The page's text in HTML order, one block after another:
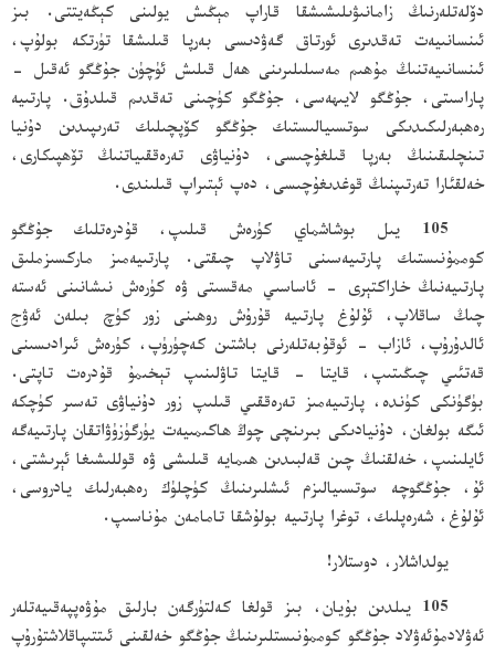
دۆلەتلەرنىڭ زامانىۋىلىشىشقا قاراپ مېڭىش يولىنى كېڭەيتتى. بىز
ئىنسانىيەت تەقدىرى ئورتاق گەۋدىسى بەرپا قىلىشقا تۈرتكە بولۇپ،
ئىنسانىيەتنىڭ مۇھىم مەسىلىلىرىنى ھەل قىلىش ئۈچۈن جۇڭگو ئەقىل -
پاراسىتى، جۇڭگو لايىھەسى، جۇڭگو كۈچىنى تەقدىم قىلدۇق. پارتىيە
رەھبەرلىكىدىكى سوتسىيالىستىك جۇڭگو كۆپچىلىك تەرىپىدىن دۇنيا
تىنچلىقىنىڭ بەرپا قىلغۇچىسى، دۇنياۋى تەرەققىياتنىڭ تۆھپىكارى،
خەلقئارا تەرتىپنىڭ قوغدىغۇچىسى، دەپ ئېتىراپ قىلىندى.
105 يىل بوشاشماي كۈرەش قىلىپ، قۇدرەتلىك جۇڭگو
كوممۇنىستىك پارتىيەسىنى تاۋلاپ چىقتى. پارتىيەمىز ماركسىزملىق
پارتىيەنىڭ خاراكتېرى - ئاساسىي مەقسىتى ۋە كۈرەش نىشانىنى ئەستە
چىڭ ساقلاپ، ئۇلۇغ پارتىيە قۇرۇش روھىنى زور كۈچ بىلەن ئەۋج
ئالدۇرۇپ، ئازاب - ئوقۇبەتلەرنى باشتىن كەچۈرۈپ، كۈرەش ئىرادىسىنى
قەتئىي چىڭىتىپ، قايتا - قايتا تاۋلىنىپ تېخىمۇ قۇدرەت تاپتى.
بۈگۈنكى كۈندە، پارتىيەمىز تەرەققىي قىلىپ زور دۇنياۋى تەسىر كۈچكە
ئىگە بولغان، دۇنيادىكى بىرىنچى چوڭ ھاكىمىيەت يۈرگۈزۈۋاتقان پارتىيەگە
ئايلىنىپ، خەلقنىڭ چىن قەلبىدىن ھىمايە قىلىشى ۋە قوللىشىغا ئېرىشتى،
ئۇ، جۇڭگوچە سوتسىيالىزم ئىشلىرىنىڭ كۈچلۈك رەھبەرلىك يادروسى،
ئۇلۇغ، شەرەپلىك، توغرا پارتىيە بولۇشقا تامامەن مۇناسىپ.
يولداشلار، دوستلار!
105 يىلدىن بۇيان، بىز قولغا كەلتۈرگەن بارلىق مۇۋەپپەقىيەتلەر
ئەۋلادمۇئەۋلاد جۇڭگو كوممۇنىستلىرىنىڭ جۇڭگو خەلقىنى ئىتتىپاقلاشتۇرۇپ